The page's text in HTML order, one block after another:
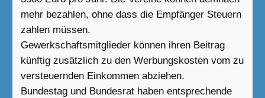
mehr bezahlen, ohne dass die Empfänger Steuern
zahlen müssen.
Gewerkschaftsmitglieder können ihren Beitrag
künftig zusätzlich zu den Werbungskosten vom zu
versteuernden Einkommen abziehen.
Bundestag und Bundesrat haben entsprechende